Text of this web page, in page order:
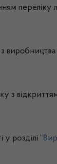
переліку
з
розділі “